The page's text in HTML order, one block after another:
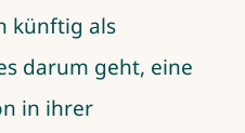
künftig als
darum geht, eine
in ihrer